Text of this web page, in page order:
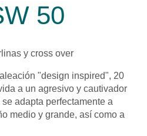
50
y cross over
"design inspired", 20
a un agresivo y cautivador
adapta perfectamente a
medio y grande, así como a